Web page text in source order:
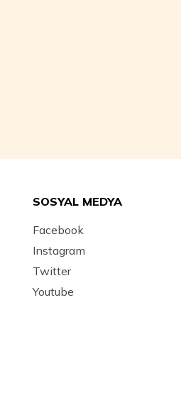
SOSYAL MEDYA
Facebook
Instagram
Twitter
Youtube